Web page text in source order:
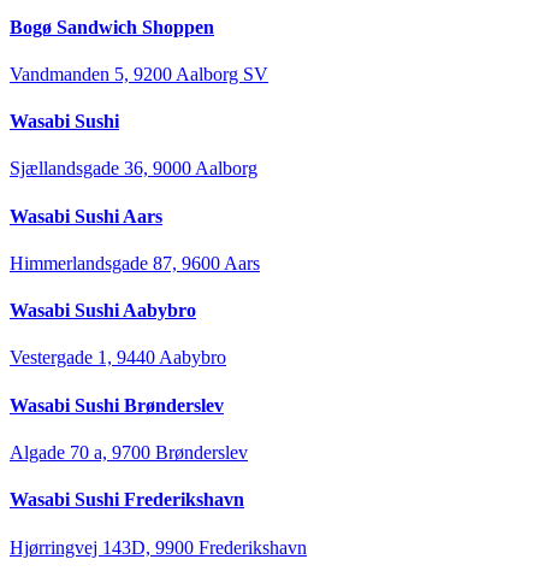
Bogø Sandwich Shoppen
Vandmanden 5, 9200 Aalborg SV
Wasabi Sushi
Sjællandsgade 36, 9000 Aalborg
Wasabi Sushi Aars
Himmerlandsgade 87, 9600 Aars
Wasabi Sushi Aabybro
Vestergade 1, 9440 Aabybro
Wasabi Sushi Brønderslev
Algade 70 a, 9700 Brønderslev
Wasabi Sushi Frederikshavn
Hjørringvej 143D, 9900 Frederikshavn